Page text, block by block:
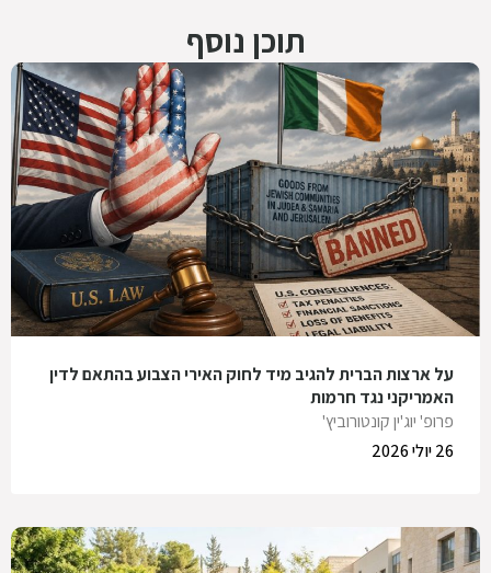
תוכן נוסף
על ארצות הברית להגיב מיד לחוק האירי הצבוע בהתאם לדין
האמריקני נגד חרמות
פרופ' יוג'ין קונטורוביץ'
26 יולי 2026